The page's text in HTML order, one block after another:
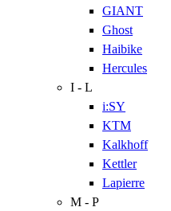
GIANT
Ghost
Haibike
Hercules
I - L
i:SY
KTM
Kalkhoff
Kettler
Lapierre
M - P